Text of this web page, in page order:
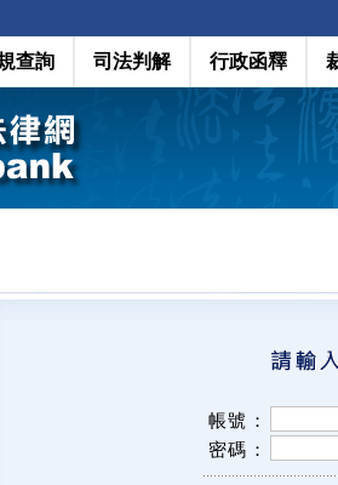
查詢 司法判解 行政函釋
帳號：
密碼：